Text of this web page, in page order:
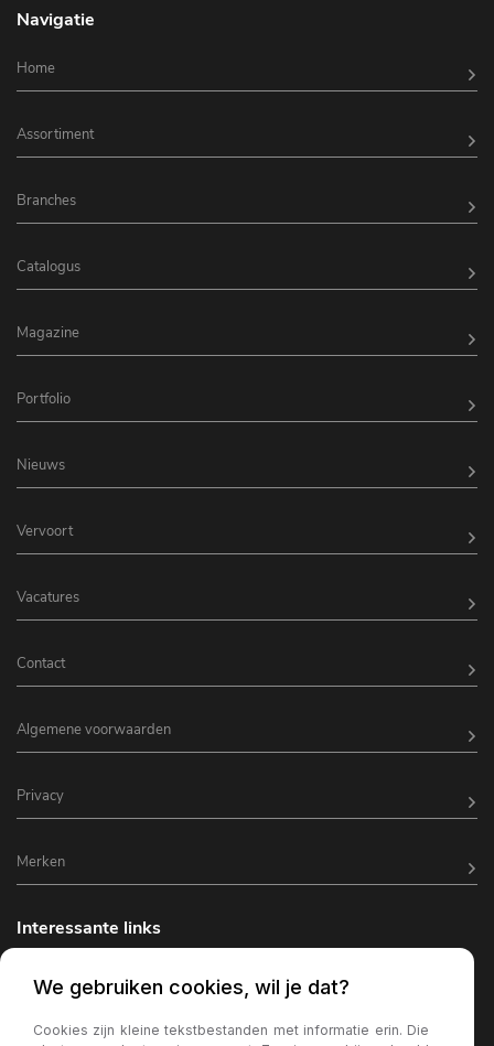
Navigatie
Home
Assortiment
Branches
Catalogus
Magazine
Portfolio
Nieuws
Vervoort
Vacatures
Contact
Algemene voorwaarden
Privacy
Merken
Interessante links
Horeca inrichting
Horeca terrasverlichting
We gebruiken cookies, wil je dat?
Cookies zijn kleine tekstbestanden met informatie erin. Die